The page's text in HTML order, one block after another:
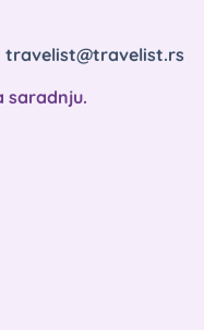
travelist@travelist.rs
saradnju.